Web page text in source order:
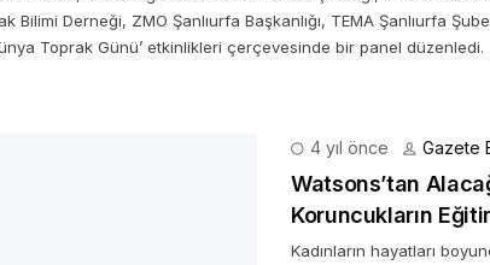
Bilimi Derneği, ZMO Şanlıurfa Başkanlığı, TEMA Şanlıurfa
Toprak Günü’ etkinlikleri çerçevesinde bir panel düzenledi.
4 yıl önce Gazete
Watsons’tan
Koruncukların
Kadınların hayatları